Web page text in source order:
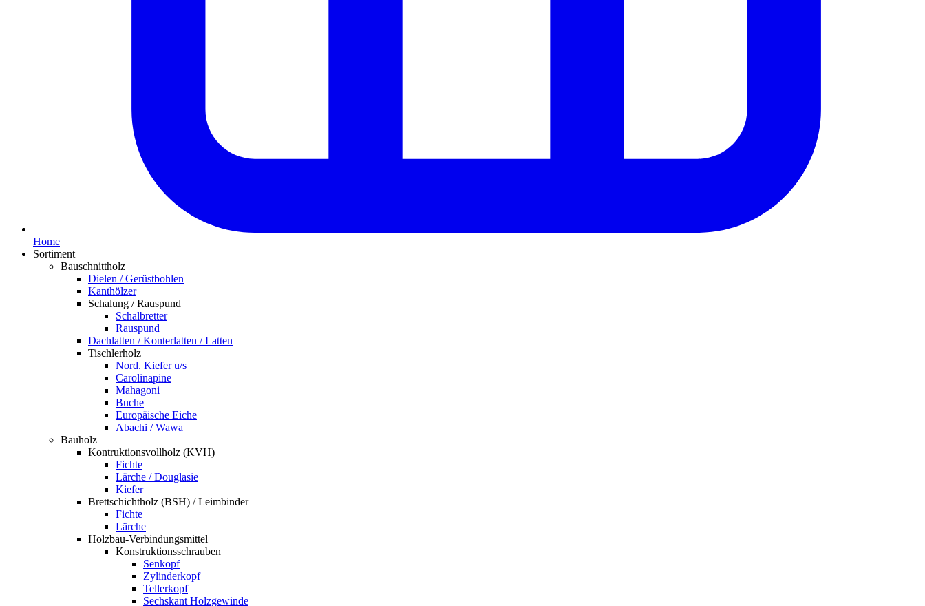
Home
Sortiment
Bauschnittholz
Dielen / Gerüstbohlen
Kanthölzer
Schalung / Rauspund
Schalbretter
Rauspund
Dachlatten / Konterlatten / Latten
Tischlerholz
Nord. Kiefer u/s
Carolinapine
Mahagoni
Buche
Europäische Eiche
Abachi / Wawa
Bauholz
Kontruktionsvollholz (KVH)
Fichte
Lärche / Douglasie
Kiefer
Brettschichtholz (BSH) / Leimbinder
Fichte
Lärche
Holzbau-Verbindungsmittel
Konstruktionsschrauben
Senkopf
Zylinderkopf
Tellerkopf
Sechskant Holzgewinde